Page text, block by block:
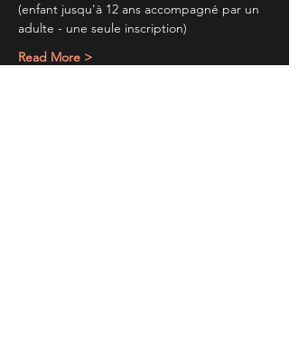
(enfant jusqu'à 12 ans accompagné par un
adulte - une seule inscription)
Read More >